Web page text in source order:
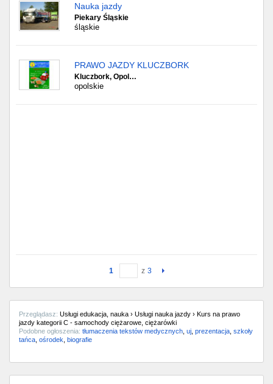
Nauka jazdy
Piekary Śląskie
śląskie
PRAWO JAZDY KLUCZBORK
Kluczbork, Opol…
opolskie
1 z 3
Przeglądasz: Usługi edukacja, nauka › Usługi nauka jazdy › Kurs na prawo
jazdy kategorii C - samochody ciężarowe, ciężarówki
Podobne ogłoszenia: tłumaczenia tekstów medycznych uj prezentacja szkoły
tańca ośrodek biografie